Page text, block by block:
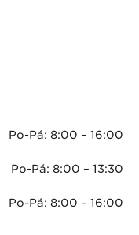
Po-Pá: 8:00 – 16:00
Po-Pá: 8:00 – 13:30
Po-Pá: 8:00 – 16:00